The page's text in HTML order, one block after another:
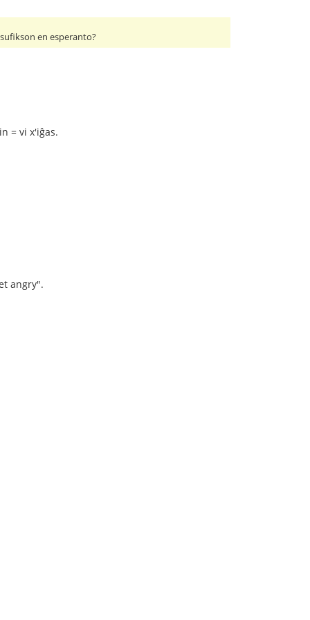
en esperanto?
= vi x'iĝas.
angry".